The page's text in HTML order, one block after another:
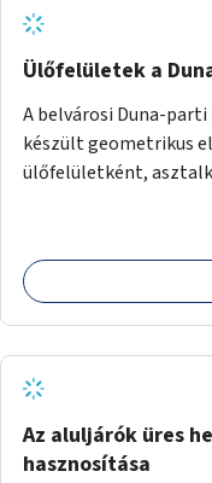
Ülőfelületek a
A belvárosi Duna-
készült geometrikus
ülőfelületként,
Az aluljárók üres
hasznosítása